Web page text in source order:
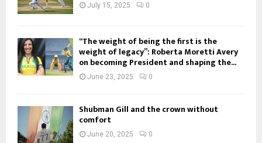
July 15, 2025 0
“The weight of being the first is the
weight of legacy”: Roberta Moretti Avery
on becoming President and shaping the...
June 23, 2025 0
Shubman Gill and the crown without
comfort
June 20, 2025 0